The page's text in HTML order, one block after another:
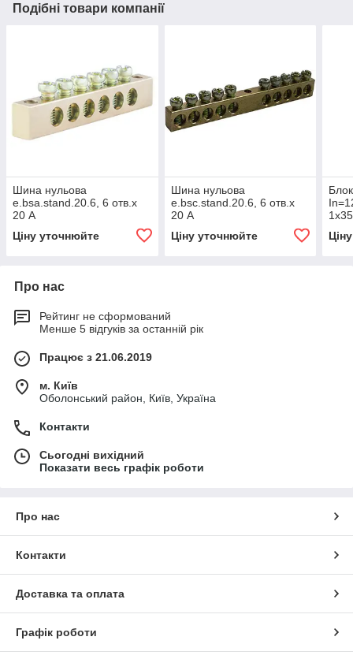
Подібні товари компанії
Шина нульова
e.bsa.stand.20.6, 6 отв.х
20 А
Ціну уточнюйте
Шина нульова
e.bsc.stand.20.6, 6 отв.х
20 А
Ціну уточнюйте
Про нас
Рейтинг не сформований
Менше 5 відгуків за останній рік
Працює з 21.06.2019
м. Київ
Оболонський район, Київ, Україна
Контакти
Сьогодні вихідний
Показати весь графік роботи
Про нас
Контакти
Доставка та оплата
Графік роботи